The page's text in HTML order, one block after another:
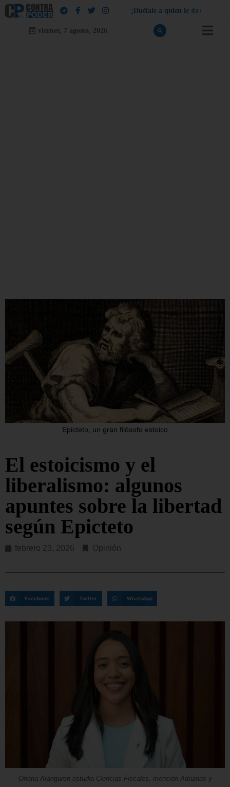
¡ Dué a e a quien e d u e
viernes, 7 agosto, 2026
Epicteto, un gran filósofo estoico
El estoicismo y el
liberalismo: algunos
apuntes sobre la libertad
según Epicteto
febrero 23, 2026 Opinión
Facebook Twitter WhatsApp
Oriana Aranguren estudia Ciencias Fiscales, mención Aduanas y